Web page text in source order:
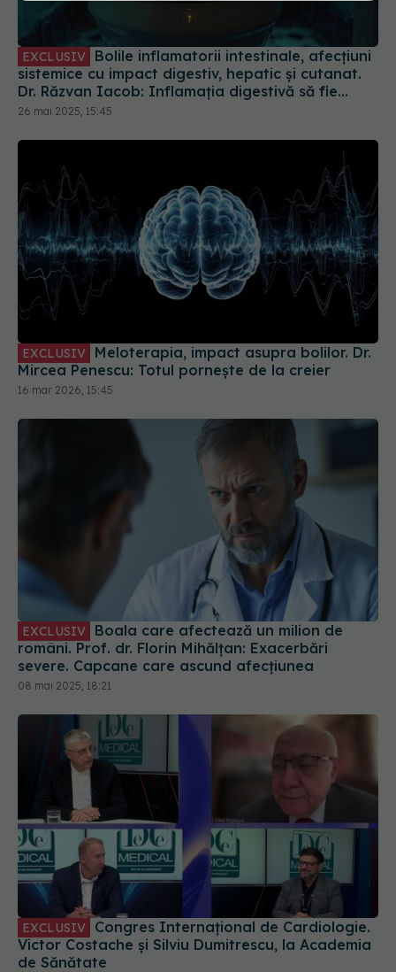
EXCLUSIV
sistemice cu impact digestiv, hepatic și cutanat.
Dr. Răzvan Iacob: Inflamația digestivă să fie
stăpânită
26 mai 2025, 15:45
EXCLUSIV
Mircea Penescu: Totul pornește de la creier
16 mar 2026, 15:45
EXCLUSIV
români. Prof. dr. Florin Mihălțan: Exacerbări
severe. Capcane care ascund afecțiunea
08 mai 2025, 18:21
EXCLUSIV
Victor Costache și Silviu Dumitrescu, la Academia
de Sănătate